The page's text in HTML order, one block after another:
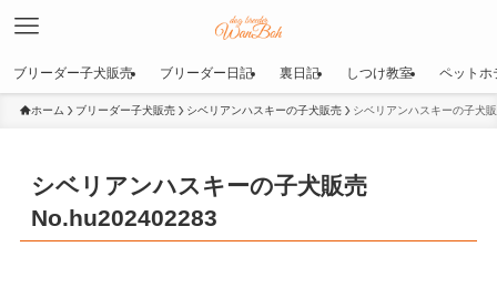
ブリーダー子犬販売 ブリーダー日記 裏日記 しつけ教室 ペットホ
ホーム ブリーダー子犬販売 シベリアンハスキーの子犬販売 シベリアンハスキーの子犬
シベリアンハスキーの子犬販売
No.hu202402283